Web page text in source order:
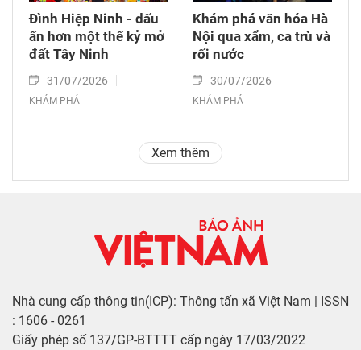
Đình Hiệp Ninh - dấu
ấn hơn một thế kỷ mở
đất Tây Ninh
31/07/2026
KHÁM PHÁ
Khám phá văn hóa Hà
Nội qua xẩm, ca trù và
rối nước
30/07/2026
KHÁM PHÁ
Xem thêm
Nhà cung cấp thông tin(ICP): Thông tấn xã Việt Nam | ISSN
: 1606 - 0261
Giấy phép số 137/GP-BTTTT cấp ngày 17/03/2022